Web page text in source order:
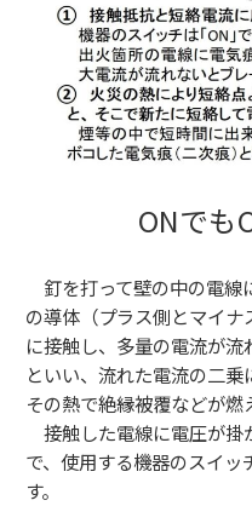
ONでも
釘を打って壁の中の電線
の導体（プラス側とマイ
に接触し、多量の電流が
といい、流れた電流の二乗
その熱で絶縁被覆などが
接触した電線に電圧が掛
で、使用する機器のスイッ
す。